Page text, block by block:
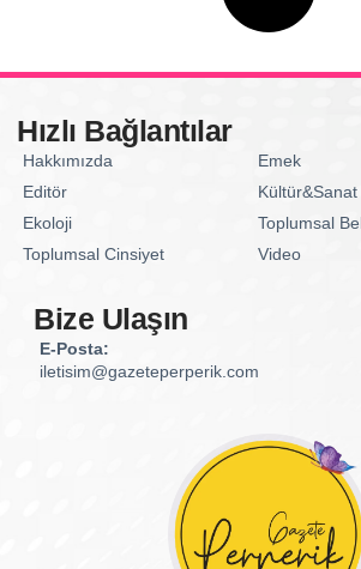
Hızlı Bağlantılar
Hakkımızda
Editör
Ekoloji
Toplumsal Cinsiyet
Emek
Kültür&Sanat
Toplumsal
Video
Bize Ulaşın
E-Posta:
iletisim@gazeteperperik.com